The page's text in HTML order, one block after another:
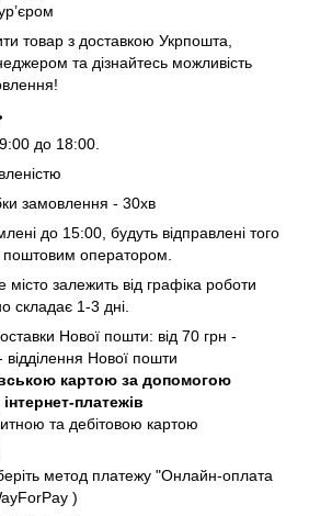
товар з доставкою Укрпошта,
та дізнайтесь можливість
до 18:00.
замовлення - 30хв
до 15:00, будуть відправлені того
оператором.
залежить від графіка роботи
складає 1-3 дні.
Нової пошти: від 70 грн -
Нової пошти
картою за допомогою
платежів
та дебітовою картою
метод платежу "Онлайн-оплата
)